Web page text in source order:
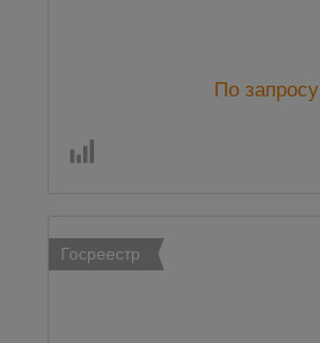
По запросу
Госреестр